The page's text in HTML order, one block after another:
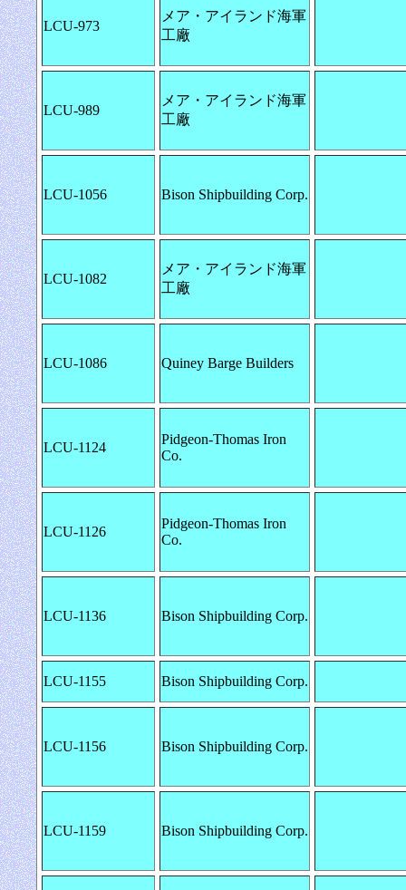
LCU-973
メア・アイランド海軍
工廠
LCU-989
メア・アイランド海軍
工廠
LCU-1056 Bison Shipbuilding Corp.
LCU-1082
メア・アイランド海軍
工廠
LCU-1086 Quiney Barge Builders
LCU-1124
Pidgeon-Thomas Iron
Co.
LCU-1126
Pidgeon-Thomas Iron
Co.
LCU-1136 Bison Shipbuilding Corp.
LCU-1155 Bison Shipbuilding Corp.
LCU-1156 Bison Shipbuilding Corp.
LCU-1159 Bison Shipbuilding Corp.